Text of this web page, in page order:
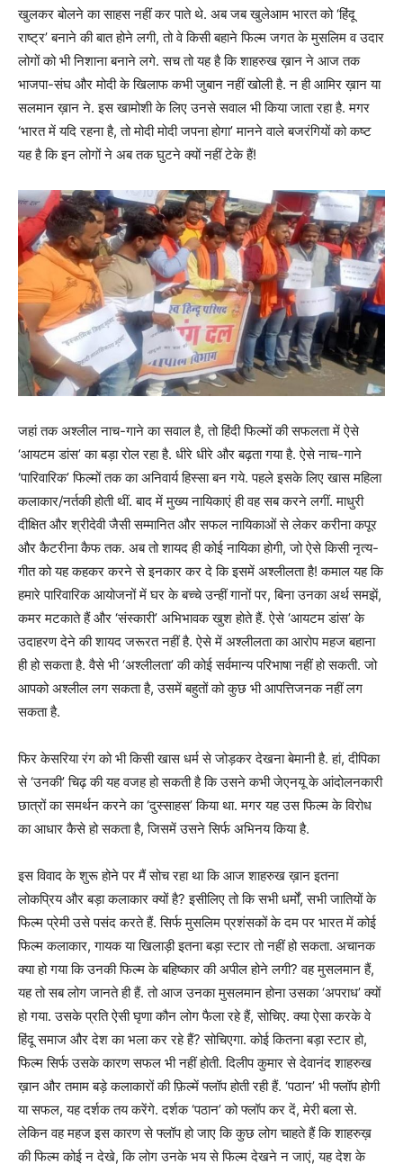
खुलकर बोलने का साहस नहीं कर पाते थे. अब जब खुलेआम भारत को ‘हिंदू
राष्ट्र’ बनाने की बात होने लगी, तो वे किसी बहाने फिल्म जगत के मुसलिम व उदार
लोगों को भी निशाना बनाने लगे. सच तो यह है कि शाहरुख ख़ान ने आज तक
भाजपा-संघ और मोदी के खिलाफ कभी जुबान नहीं खोली है. न ही आमिर ख़ान या
सलमान ख़ान ने. इस खामोशी के लिए उनसे सवाल भी किया जाता रहा है. मगर
‘भारत में यदि रहना है, तो मोदी मोदी जपना होगा’ मानने वाले बजरंगियों को कष्ट
यह है कि इन लोगों ने अब तक घुटने क्यों नहीं टेके हैं!
जहां तक अश्लील नाच-गाने का सवाल है, तो हिंदी फिल्मों की सफलता में ऐसे
‘आयटम डांस’ का बड़ा रोल रहा है. धीरे धीरे और बढ़ता गया है. ऐसे नाच-गाने
‘पारिवारिक’ फिल्मों तक का अनिवार्य हिस्सा बन गये. पहले इसके लिए खास महिला
कलाकार/नर्तकी होती थीं. बाद में मुख्य नायिकाएं ही वह सब करने लगीं. माधुरी
दीक्षित और श्रीदेवी जैसी सम्मानित और सफल नायिकाओं से लेकर करीना कपूर
और कैटरीना कैफ तक. अब तो शायद ही कोई नायिका होगी, जो ऐसे किसी नृत्य-
गीत को यह कहकर करने से इनकार कर दे कि इसमें अश्लीलता है! कमाल यह कि
हमारे पारिवारिक आयोजनों में घर के बच्चे उन्हीं गानों पर, बिना उनका अर्थ समझें,
कमर मटकाते हैं और ‘संस्कारी’ अभिभावक खुश होते हैं. ऐसे ‘आयटम डांस’ के
उदाहरण देने की शायद जरूरत नहीं है. ऐसे में अश्लीलता का आरोप महज बहाना
ही हो सकता है. वैसे भी ‘अश्लीलता’ की कोई सर्वमान्य परिभाषा नहीं हो सकती. जो
आपको अश्लील लग सकता है, उसमें बहुतों को कुछ भी आपत्तिजनक नहीं लग
सकता है.
फिर केसरिया रंग को भी किसी खास धर्म से जोड़कर देखना बेमानी है. हां, दीपिका
से ‘उनकी’ चिढ़ की यह वजह हो सकती है कि उसने कभी जेएनयू के आंदोलनकारी
छात्रों का समर्थन करने का ‘दुस्साहस’ किया था. मगर यह उस फिल्म के विरोध
का आधार कैसे हो सकता है, जिसमें उसने सिर्फ अभिनय किया है.
इस विवाद के शुरू होने पर मैं सोच रहा था कि आज शाहरुख ख़ान इतना
लोकप्रिय और बड़ा कलाकार क्यों है? इसीलिए तो कि सभी धर्मों, सभी जातियों के
फिल्म प्रेमी उसे पसंद करते हैं. सिर्फ मुसलिम प्रशंसकों के दम पर भारत में कोई
फिल्म कलाकार, गायक या खिलाड़ी इतना बड़ा स्टार तो नहीं हो सकता. अचानक
क्या हो गया कि उनकी फिल्म के बहिष्कार की अपील होने लगी? वह मुसलमान हैं,
यह तो सब लोग जानते ही हैं. तो आज उनका मुसलमान होना उसका ‘अपराध’ क्यों
हो गया. उसके प्रति ऐसी घृणा कौन लोग फैला रहे हैं, सोचिए. क्या ऐसा करके वे
हिंदू समाज और देश का भला कर रहे हैं? सोचिएगा. कोई कितना बड़ा स्टार हो,
फिल्म सिर्फ उसके कारण सफल भी नहीं होती. दिलीप कुमार से देवानंद शाहरुख
ख़ान और तमाम बड़े कलाकारों की फ़िल्में फ्लॉप होती रही हैं. ‘पठान’ भी फ्लॉप होगी
या सफल, यह दर्शक तय करेंगे. दर्शक ‘पठान’ को फ्लॉप कर दें, मेरी बला से.
लेकिन वह महज इस कारण से फ्लॉप हो जाए कि कुछ लोग चाहते हैं कि शाहरुख़
की फिल्म कोई न देखे, कि लोग उनके भय से फिल्म देखने न जाएं, यह देश के